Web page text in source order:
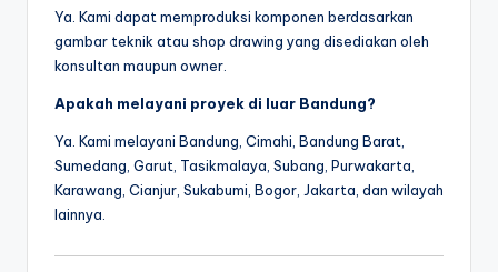
Ya. Kami dapat memproduksi komponen berdasarkan
gambar teknik atau shop drawing yang disediakan oleh
konsultan maupun owner.
Apakah melayani proyek di luar Bandung?
Ya. Kami melayani Bandung, Cimahi, Bandung Barat,
Sumedang, Garut, Tasikmalaya, Subang, Purwakarta,
Karawang, Cianjur, Sukabumi, Bogor, Jakarta, dan wilayah
lainnya.